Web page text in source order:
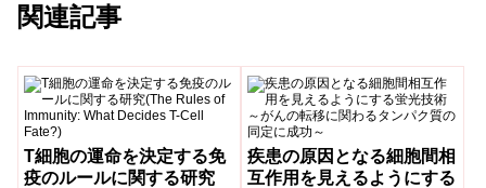
関連記事
T細胞の運命を決定する免
疫のルールに関する研究
疾患の原因となる細胞間相
互作用を見えるようにする